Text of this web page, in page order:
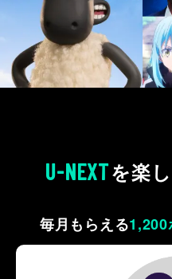
U-NEXTを楽
毎月もらえる1,200